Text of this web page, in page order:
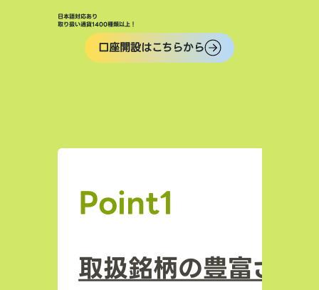
日本語対応あり
取り扱い通貨1400種類以上！
口座開設はこちらから
Point1
取扱銘柄の豊富さ